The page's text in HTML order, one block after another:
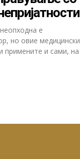
е
но овие медицински
примените и сами, на